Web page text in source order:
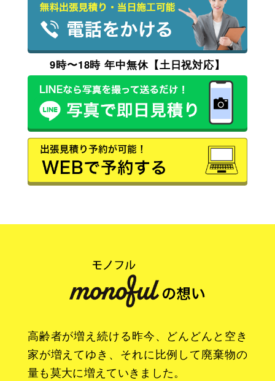
9時〜18時 年中無休【土日祝対応】
高齢者が増え続ける昨今、どんどんと空き
家が増えてゆき、それに比例して廃棄物の
量も莫大に増えていきました。